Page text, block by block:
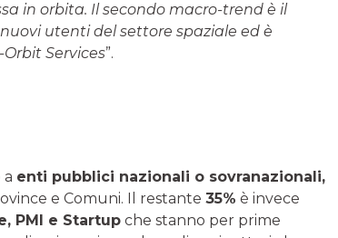
in orbita. Il secondo macro-trend è il
utenti del settore spaziale ed è
Services”.
enti pubblici nazionali o sovranazionali,
e Comuni. Il restante 35% è invece
PMI e Startup che stanno per prime